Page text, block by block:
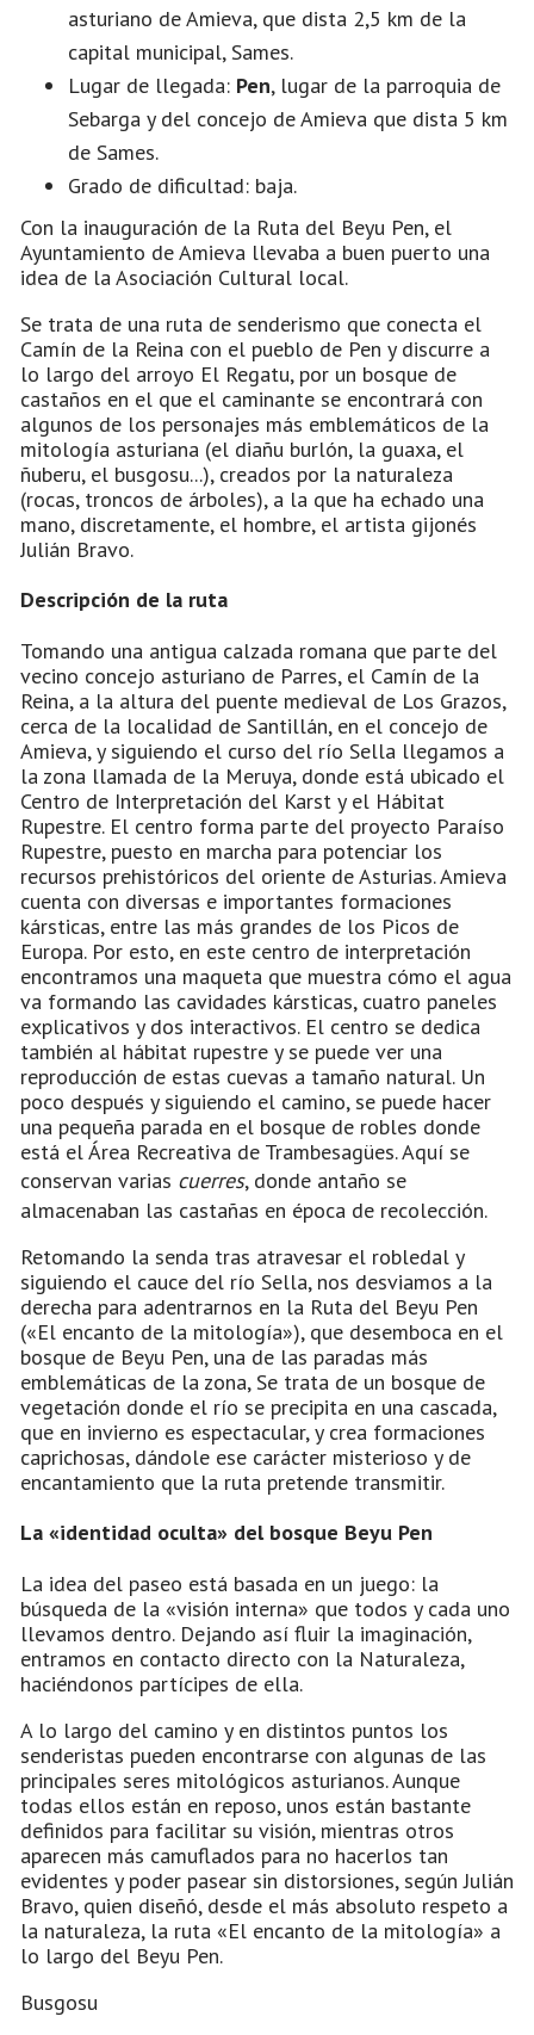
asturiano de Amieva, que dista 2,5 km de la
capital municipal, Sames.
Lugar de llegada: Pen, lugar de la parroquia de
Sebarga y del concejo de Amieva que dista 5 km
de Sames.
Grado de dificultad: baja.
Con la inauguración de la Ruta del Beyu Pen, el
Ayuntamiento de Amieva llevaba a buen puerto una
idea de la Asociación Cultural local.
Se trata de una ruta de senderismo que conecta el
Camín de la Reina con el pueblo de Pen y discurre a
lo largo del arroyo El Regatu, por un bosque de
castaños en el que el caminante se encontrará con
algunos de los personajes más emblemáticos de la
mitología asturiana (el diañu burlón, la guaxa, el
ñuberu, el busgosu...), creados por la naturaleza
(rocas, troncos de árboles), a la que ha echado una
mano, discretamente, el hombre, el artista gijonés
Julián Bravo.
Descripción de la ruta
Tomando una antigua calzada romana que parte del
vecino concejo asturiano de Parres, el Camín de la
Reina, a la altura del puente medieval de Los Grazos,
cerca de la localidad de Santillán, en el concejo de
Amieva, y siguiendo el curso del río Sella llegamos a
la zona llamada de la Meruya, donde está ubicado el
Centro de Interpretación del Karst y el Hábitat
Rupestre. El centro forma parte del proyecto Paraíso
Rupestre, puesto en marcha para potenciar los
recursos prehistóricos del oriente de Asturias. Amieva
cuenta con diversas e importantes formaciones
kársticas, entre las más grandes de los Picos de
Europa. Por esto, en este centro de interpretación
encontramos una maqueta que muestra cómo el agua
va formando las cavidades kársticas, cuatro paneles
explicativos y dos interactivos. El centro se dedica
también al hábitat rupestre y se puede ver una
reproducción de estas cuevas a tamaño natural. Un
poco después y siguiendo el camino, se puede hacer
una pequeña parada en el bosque de robles donde
está el Área Recreativa de Trambesagües. Aquí se
conservan varias cuerres, donde antaño se
almacenaban las castañas en época de recolección.
Retomando la senda tras atravesar el robledal y
siguiendo el cauce del río Sella, nos desviamos a la
derecha para adentrarnos en la Ruta del Beyu Pen
(«El encanto de la mitología»), que desemboca en el
bosque de Beyu Pen, una de las paradas más
emblemáticas de la zona, Se trata de un bosque de
vegetación donde el río se precipita en una cascada,
que en invierno es espectacular, y crea formaciones
caprichosas, dándole ese carácter misterioso y de
encantamiento que la ruta pretende transmitir.
La «identidad oculta» del bosque Beyu Pen
La idea del paseo está basada en un juego: la
búsqueda de la «visión interna» que todos y cada uno
llevamos dentro. Dejando así fluir la imaginación,
entramos en contacto directo con la Naturaleza,
haciéndonos partícipes de ella.
A lo largo del camino y en distintos puntos los
senderistas pueden encontrarse con algunas de las
principales seres mitológicos asturianos. Aunque
todas ellos están en reposo, unos están bastante
definidos para facilitar su visión, mientras otros
aparecen más camuflados para no hacerlos tan
evidentes y poder pasear sin distorsiones, según Julián
Bravo, quien diseñó, desde el más absoluto respeto a
la naturaleza, la ruta «El encanto de la mitología» a
lo largo del Beyu Pen.
Busgosu